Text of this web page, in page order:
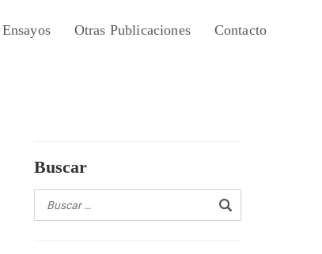
Ensayos Otras Publicaciones Contacto
Buscar